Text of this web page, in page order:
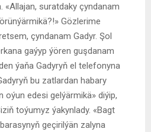
«Allajan, suratdaky çyndanam
Gözlerime
çyndanam Gadyr. Şol
gaýyp ýören guşdanam
ýaňa Gadyryň el telefonyna
bu zatlardan habary
oýun edesi gelýärmikä» diýip,
toýumyz ýakynlady. «Bagt
geçirilýän zalyna